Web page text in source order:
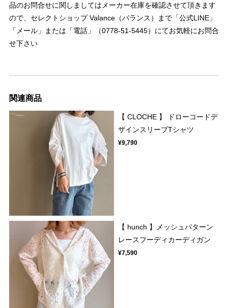
品のお問合せに関しましてはメーカー在庫を確認させて頂きます
ので、セレクトショップ Valance（バランス）まで「公式LINE」
「メール」または「電話」（0778-51-5445）にてお気軽にお問合
せ下さい
関連商品
【 CLOCHE 】 ドローコードデ
ザインスリーブTシャツ
¥9,790
【 hunch 】メッシュパターン
レースフーディカーディガン
¥7,590